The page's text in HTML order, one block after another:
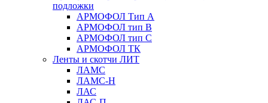
подложки
АРМОФОЛ Тип А
АРМОФОЛ тип В
АРМОФОЛ тип C
АРМОФОЛ ТК
Ленты и скотчи ЛИТ
ЛАМС
ЛАМС-Н
ЛАС